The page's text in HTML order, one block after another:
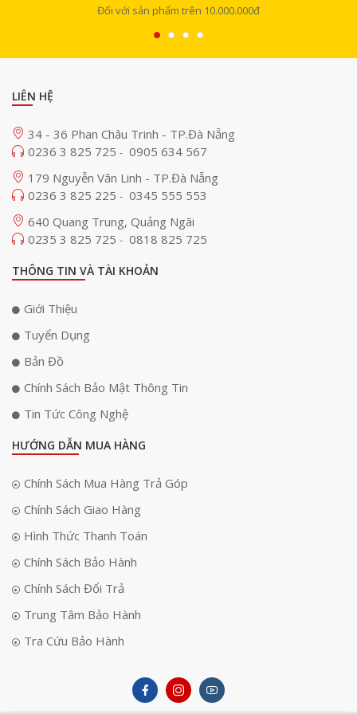
inch mang lại hình ảnh sắc nét và sống động ở mọi góc nhìn. Với độ
phân giải 2622 x 1206 pixels cùng tần số quét 120Hz trải nghiệm cuộn
3000 nit kết hợp hỗ trợ HDR10 và Dolby Vision giúp hiển thị màu sắc
chân thực, độ tương phản cao tối ưu cho cả sử dụng ngoài trời lẫn xem
Hiệu năng đột phá với chip A19 Pro
iPhone 17 Pro được trang bị chip A19 Pro sản xuất trên tiến trình 3nm
tối đa. CPU 5 lõi kết hợp GPU mạnh mẽ giúp xử lý mượt mà mọi tác vụ từ
công việc đa nhiệm đến chơi game đồ họa cao cấp. RAM 12GB tối ưu
cho iOS 26 và Apple Intelligence đảm bảo khả năng vận hành ổn định,
Hệ thống camera sau 48MP Pro Fusion
Đối với sản phẩm trên 10.000.000đ
LIÊN HỆ
34 - 36 Phan Châu Trinh - TP.Đà Nẵng
0236 3 825 725 - 0905 634 567
179 Nguyễn Văn Linh - TP.Đà Nẵng
0236 3 825 225 - 0345 555 553
640 Quang Trung, Quảng Ngãi
0235 3 825 725 - 0818 825 725
THÔNG TIN VÀ TÀI KHOẢN
Giới Thiệu
Tuyển Dụng
Bản Đồ
Chính Sách Bảo Mật Thông Tin
Tin Tức Công Nghệ
HƯỚNG DẪN MUA HÀNG
Chính Sách Mua Hàng Trả Góp
Chính Sách Giao Hàng
Hình Thức Thanh Toán
Chính Sách Bảo Hành
Chính Sách Đổi Trả
Trung Tâm Bảo Hành
Tra Cứu Bảo Hành